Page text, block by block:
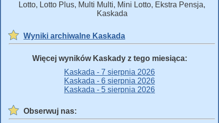
Lotto, Lotto Plus, Multi Multi, Mini Lotto, Ekstra Pensja,
Kaskada
Wyniki archiwalne Kaskada
Więcej wyników Kaskady z tego miesiąca:
Kaskada - 7 sierpnia 2026
Kaskada - 6 sierpnia 2026
Kaskada - 5 sierpnia 2026
Obserwuj nas: